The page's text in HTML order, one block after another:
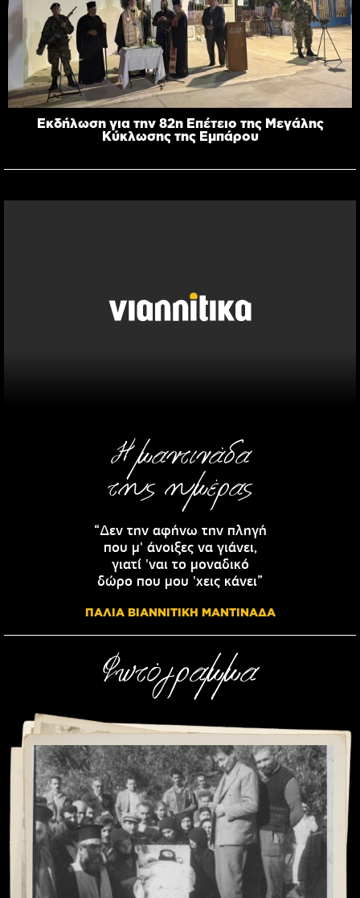
Εκδήλωση για την 82η Επέτειο της Μεγάλης
Κύκλωσης της Εμπάρου
Η μαντινάδα
της ημέρας
“Δεν την αφήνω την πληγή
που μ' άνοιξες να γιάνει,
γιατί 'ναι το μοναδικό
δώρο που μου 'χεις κάνει”
ΠΑΛΙΑ ΒΙΑΝΝΙΤΙΚΗ ΜΑΝΤΙΝΑΔΑ
Φωτόγραμμα